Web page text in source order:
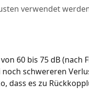
verwendet
60 bis 75 dB (nach
schwereren
dass es zu